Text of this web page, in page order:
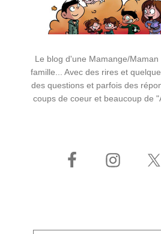
Le blog d'une Mamange/Maman
famille... Avec des rires et
des questions et parfois des
coups de coeur et beaucoup de